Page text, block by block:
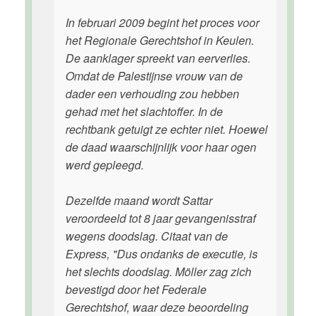
In februari 2009 begint het proces voor
het Regionale Gerechtshof in Keulen.
De aanklager spreekt van eerverlies.
Omdat de Palestijnse vrouw van de
dader een verhouding zou hebben
gehad met het slachtoffer. In de
rechtbank getuigt ze echter niet. Hoewel
de daad waarschijnlijk voor haar ogen
werd gepleegd.
Dezelfde maand wordt Sattar
veroordeeld tot 8 jaar gevangenisstraf
wegens doodslag. Citaat van de
Express, "Dus ondanks de executie, is
het slechts doodslag. Möller zag zich
bevestigd door het Federale
Gerechtshof, waar deze beoordeling